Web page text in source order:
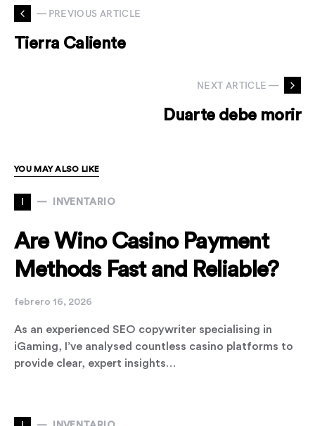
— PREVIOUS ARTICLE
Tierra Caliente
NEXT ARTICLE —
Duarte debe morir
YOU MAY ALSO LIKE
I INVENTARIO
Are Wino Casino Payment
Methods Fast and Reliable?
febrero 16, 2026
As an experienced SEO copywriter specialising in
iGaming, I’ve analysed countless casino platforms to
provide clear, expert insights…